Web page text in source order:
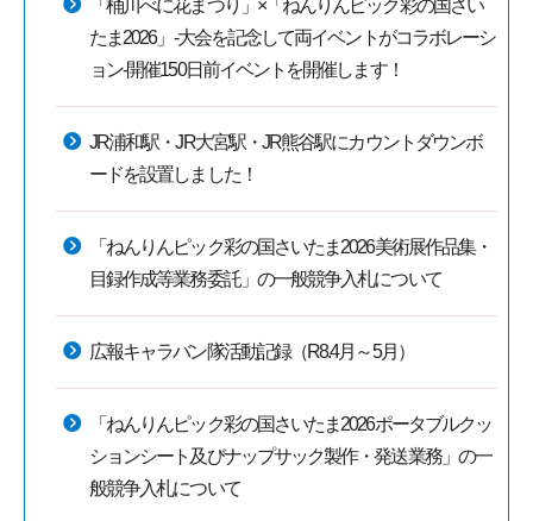
「桶川べに花まつり」×「ねんりんピック彩の国さい
たま2026」-大会を記念して両イベントがコラボレーシ
ョン-開催150日前イベントを開催します！
JR浦和駅・JR大宮駅・JR熊谷駅にカウントダウンボ
ードを設置しました！
「ねんりんピック彩の国さいたま2026美術展作品集・
目録作成等業務委託」の一般競争入札について
広報キャラバン隊活動記録（R8.4月～5月）
「ねんりんピック彩の国さいたま2026ポータブルクッ
ションシート及びナップサック製作・発送業務」の一
般競争入札について